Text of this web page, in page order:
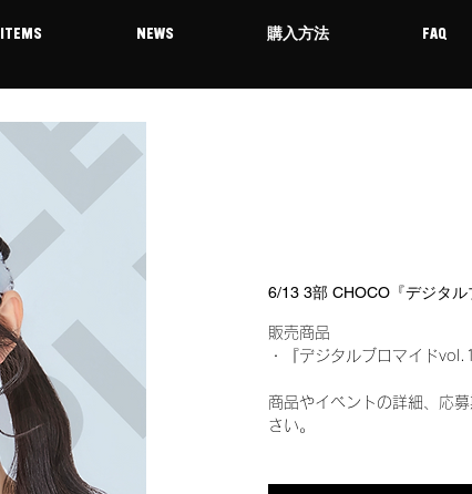
ITEMS NEWS 購入方法 FAQ
6/13 3部 CHOCO『デジタ
販売商品
・『デジタルブロマイド
商品やイベントの詳細、応
さい。